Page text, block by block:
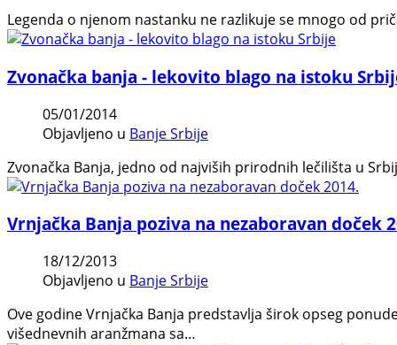
Legenda o njenom nastanku ne razlikuje se mnogo od
Zvonačka banja - lekovito blago na istoku
05/01/2014
Objavljeno u Banje Srbije
Zvonačka Banja, jedno od najviših prirodnih lečilišta u
Vrnjačka Banja poziva na nezaboravan doček
18/12/2013
Objavljeno u Banje Srbije
Ove godine Vrnjačka Banja predstavlja širok opseg
višednevnih aranžmana sa…